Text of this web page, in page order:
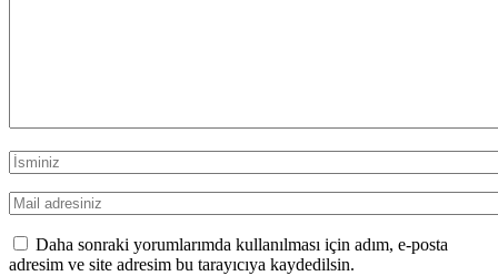
Daha sonraki yorumlarımda kullanılması için adım, e-posta
adresim ve site adresim bu tarayıcıya kaydedilsin.